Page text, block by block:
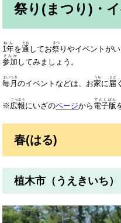
祭り(まつり)・
1年
ねん
を通
とお
してお祭
まつ
りやイベントが
参加
さんか
してみましょう。
毎月
まいつき
のイベントなどは、お家
うち
に届
とど
く
※ 広報
こうほう
にいざのページから 電子版
でんしばん
春(はる)
植木市（うえきいち）